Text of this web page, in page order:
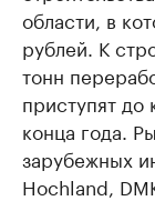
области, в
рублей. К
тонн
приступят до
конца года.
зарубежных
Hochland,